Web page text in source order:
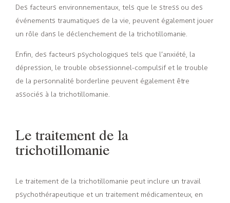
Des facteurs environnementaux, tels que le stress ou des
événements traumatiques de la vie, peuvent également jouer
un rôle dans le déclenchement de la trichotillomanie.
Enfin, des facteurs psychologiques tels que l’anxiété, la
dépression, le trouble obsessionnel-compulsif et le trouble
de la personnalité borderline peuvent également être
associés à la trichotillomanie.
Le traitement de la
trichotillomanie
Le traitement de la trichotillomanie peut inclure un travail
psychothérapeutique et un traitement médicamenteux, en